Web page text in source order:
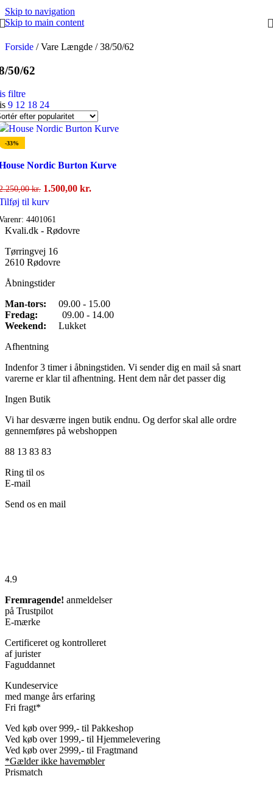
Skip to navigation
Skip to main content
Forside / Vare Længde / 38/50/62
50/62
filtre
9 12 18 24
-33%
Nordic Burton Kurve
kr. Den
oprindelige
pris
var:
1.500,00 kr.Den
til kurv
4401061
Kvali.dk - Rødovre
Tørringvej 16
2610 Rødovre
Åbningstider
Man-tors: 09.00 - 15.00
Fredag: 09.00 - 14.00
Weekend: Lukket
Afhentning
Indenfor 3 timer i åbningstiden. Vi sender dig en mail så snart
varerne er klar til afhentning. Hent dem når det passer dig
Ingen Butik
Vi har desværre ingen butik endnu. Og derfor skal alle ordre
gennemføres på webshoppen
88 13 83 83
Ring til os
E-mail
Send os en mail
4.9
Fremragende! anmeldelser
på Trustpilot
E-mærke
Certificeret og kontrolleret
af jurister
Faguddannet
Kundeservice
med mange års erfaring
Fri fragt*
Ved køb over 999,- til Pakkeshop
Ved køb over 1999,- til Hjemmelevering
Ved køb over 2999,- til Fragtmand
*Gælder ikke havemøbler
Prismatch